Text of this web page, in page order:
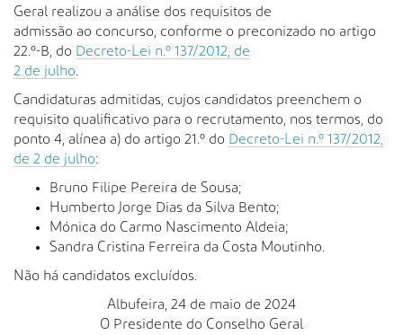
Geral realizou a análise dos requisitos de
admissão ao concurso, conforme o preconizado no artigo
22.º-B, do Decreto-Lei n.º 137/2012, de
2 de julho
Candidaturas admitidas, cujos candidatos preenchem o
requisito qualificativo para o recrutamento, nos termos, do
ponto 4, alínea a) do artigo 21.º do Decreto-Lei n.º 137/2012,
de 2 de julho:
Bruno Filipe Pereira de Sousa;
Humberto Jorge Dias da Silva Bento;
Mónica do Carmo Nascimento Aldeia;
Sandra Cristina Ferreira da Costa Moutinho.
Não há candidatos excluídos.
Albufeira, 24 de maio de 2024
O Presidente do Conselho Geral